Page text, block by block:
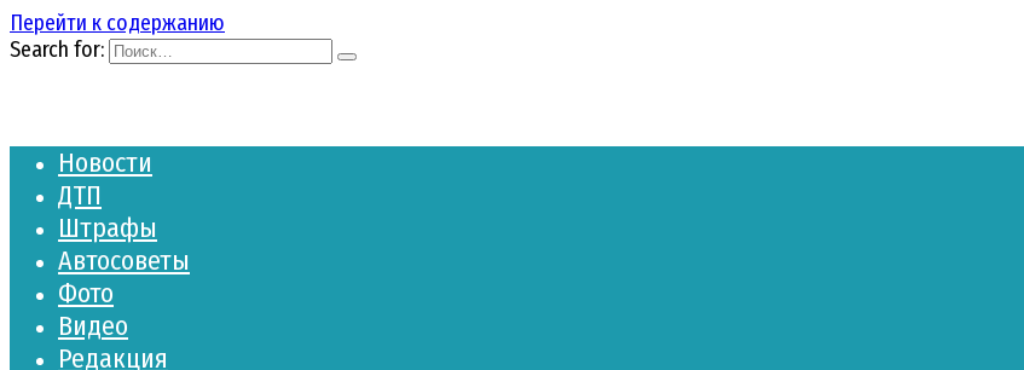
Перейти к содержанию
Search for:
Новости
ДТП
Штрафы
Автосоветы
Фото
Видео
Редакция